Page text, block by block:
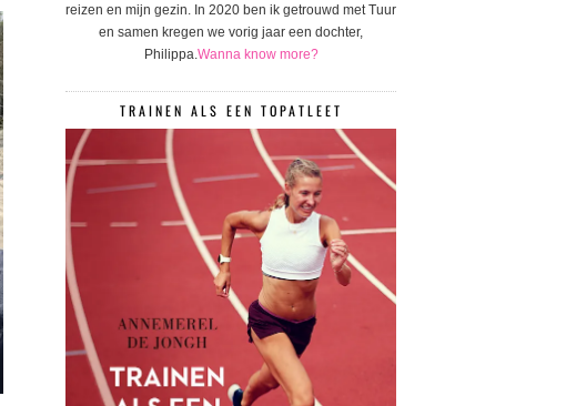
reizen en mijn gezin. In 2020 ben ik getrouwd met Tuur
en samen kregen we vorig jaar een dochter,
Philippa.Wanna know more?
TRAINEN ALS EEN TOPATLEET